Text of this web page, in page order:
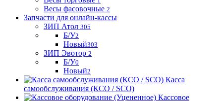
Весы фасовочные 2
Запчасти для онлайн-кассы
ЗИП Атол 305
Б/У2
Новый303
ЗИП Эвотор 2
Б/У0
Новый2
Касса
самообслуживания (КСО / SCO)
Кассовое